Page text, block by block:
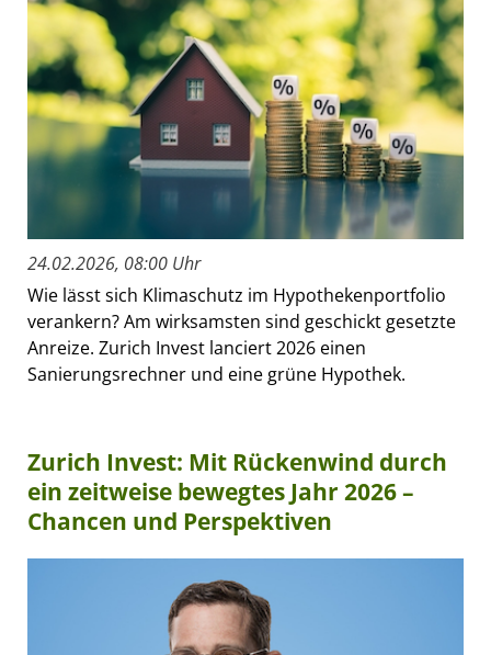
24.02.2026, 08:00 Uhr
Wie lässt sich Klimaschutz im Hypothekenportfolio
verankern? Am wirksamsten sind geschickt gesetzte
Anreize. Zurich Invest lanciert 2026 einen
Sanierungsrechner und eine grüne Hypothek.
Zurich Invest: Mit Rückenwind durch
ein zeitweise bewegtes Jahr 2026 –
Chancen und Perspektiven